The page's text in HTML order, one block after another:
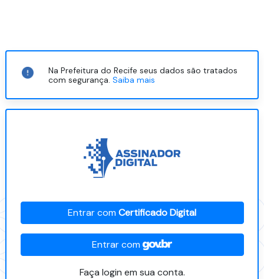
Na Prefeitura do Recife seus dados são tratados
com segurança.Saiba mais
Entrar comCertificado Digital
Entrar com
Faça login em sua conta.